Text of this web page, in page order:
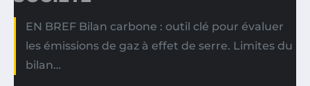
EN BREF Bilan carbone : outil clé pour évaluer
les émissions de gaz à effet de serre. Limites du
bilan…